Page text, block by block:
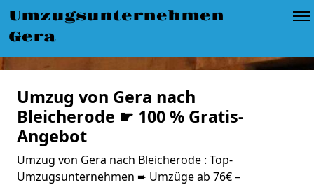
Umzugsunternehmen
Gera
Umzug von Gera nach
Bleicherode ☛ 100 % Gratis-
Angebot
Umzug von Gera nach Bleicherode : Top-
Umzugsunternehmen ➨ Umzüge ab 76€ –